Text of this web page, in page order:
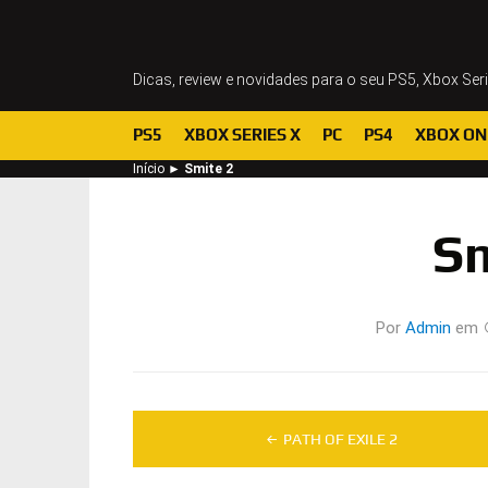
Dicas, review e novidades para o seu PS5, Xbox
PS5 XBOX SERIES X PC PS4 XBOX
Início ► Smite 2
Por Admin em
Navegação
de
PATH OF EXILE 2